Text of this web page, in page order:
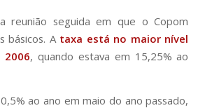
reunião seguida em que o Copom
básicos. A taxa está no maior nível
2006, quando estava em 15,25% ao
ao ano em maio do ano passado,